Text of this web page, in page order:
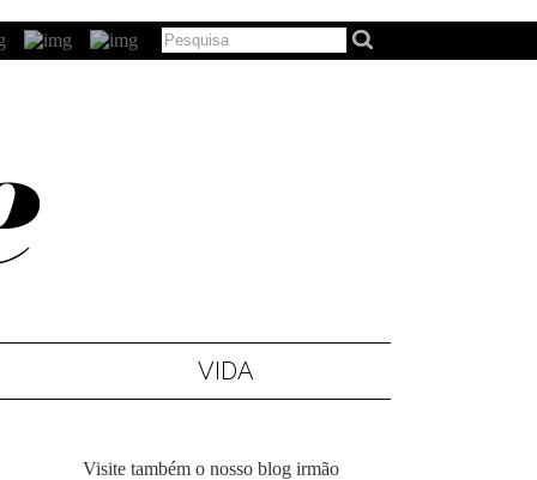
VIDA
Visite também o nosso blog irmão